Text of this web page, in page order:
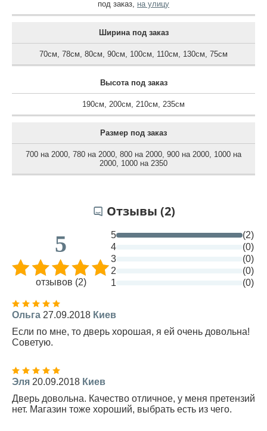
под заказ на улицу
Ширина под заказ
70см 78см 80см 90см 100см 110см 130см 75см
Высота под заказ
190см 200см 210см 235см
Размер под заказ
700 на 2000 780 на 2000 800 на 2000 900 на 2000 1000 на
2000 1000 на 2350
Отзывы (2)
5
отзывов (2)
5
(2)
4
(0)
3
(0)
2
(0)
1
(0)
Ольга 27.09.2018 Киев
Если по мне, то дверь хорошая, я ей очень довольна!
Советую.
Эля 20.09.2018 Киев
Дверь довольна. Качество отличное, у меня претензий
нет. Магазин тоже хороший, выбрать есть из чего.